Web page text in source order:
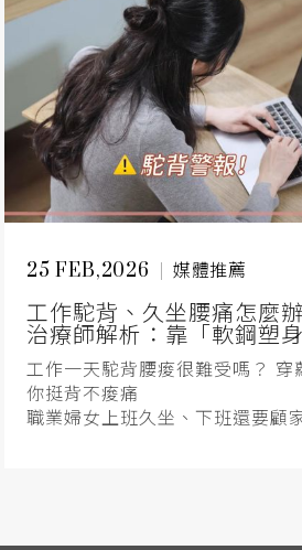
25 FEB,2026 媒體推薦
工作駝背、久坐腰痛怎麼
治療師解析：靠「軟鋼塑
工作一天駝背腰痠很難受嗎？ 穿
你挺背不痠痛
職業婦女上班久坐、下班還要顧